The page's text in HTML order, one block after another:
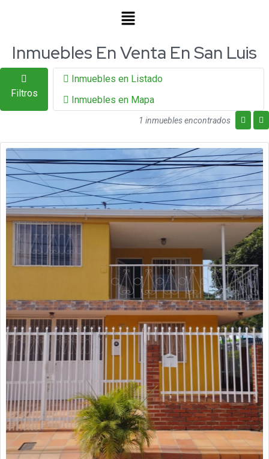
Inmuebles En Venta En San Luis
Filtros
Inmuebles en Listado
Inmuebles en Mapa
1 inmuebles encontrados